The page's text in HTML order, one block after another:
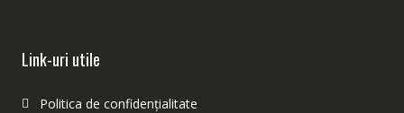
Link-uri utile
Politica de confidențialitate